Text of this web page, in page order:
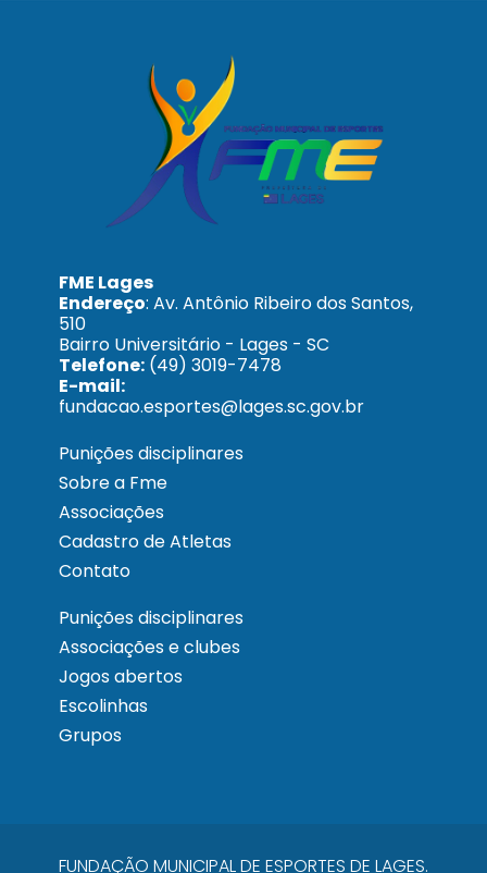
FME Lages
Endereço: Av. Antônio Ribeiro dos Santos,
510
Bairro Universitário - Lages - SC
Telefone: (49) 3019-7478
E-mail:
fundacao.esportes@lages.sc.gov.br
Punições disciplinares
Sobre a Fme
Associações
Cadastro de Atletas
Contato
Punições disciplinares
Associações e clubes
Jogos abertos
Escolinhas
Grupos
FUNDAÇÃO MUNICIPAL DE ESPORTES DE LAGES.